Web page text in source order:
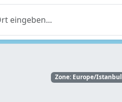
Zone: Europe/Istanbul